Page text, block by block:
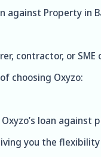
against Property in
contractor, or
choosing Oxyzo:
Oxyzo’s loan
you the